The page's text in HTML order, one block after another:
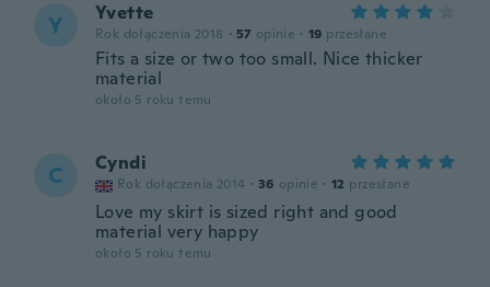
Y Yvette
Rok dołączenia 2018 · 57 opinie · 19 przesłane
Fits a size or two too small. Nice thicker
material
około 5 roku temu
C Cyndi
Rok dołączenia 2014 · 36 opinie · 12 przesłane
Love my skirt is sized right and good
material very happy
około 5 roku temu